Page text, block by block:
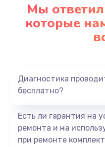
Мы
которые
Диагностика
бесплатно?
Есть ли гарантия на
ремонта и на
при ремонте